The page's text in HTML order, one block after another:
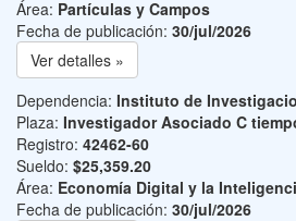
Área: Partículas y Campos
Fecha de publicación: 30/jul/2026
Ver detalles »
Dependencia: Instituto de
Plaza: Investigador Asociado C
Registro: 42462-60
Sueldo: $25,359.20
Área: Economía Digital y la
Fecha de publicación: 30/jul/2026